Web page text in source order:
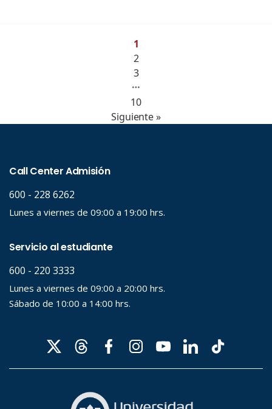
1
2
3
…
10
Siguiente »